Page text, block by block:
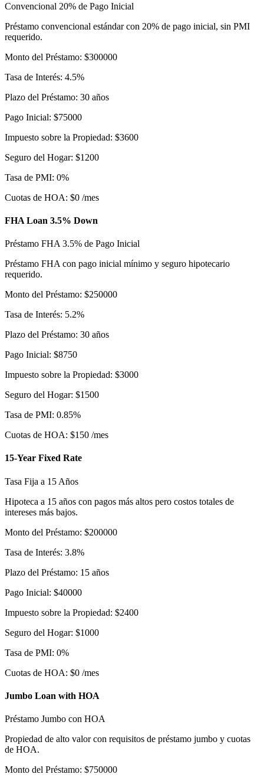
Convencional 20% de Pago Inicial
Préstamo convencional estándar con 20% de pago inicial, sin PMI
requerido.
Monto del Préstamo: $300000
Tasa de Interés: 4.5%
Plazo del Préstamo: 30 años
Pago Inicial: $75000
Impuesto sobre la Propiedad: $3600
Seguro del Hogar: $1200
Tasa de PMI: 0%
Cuotas de HOA: $0 /mes
FHA Loan 3.5% Down
Préstamo FHA 3.5% de Pago Inicial
Préstamo FHA con pago inicial mínimo y seguro hipotecario
requerido.
Monto del Préstamo: $250000
Tasa de Interés: 5.2%
Plazo del Préstamo: 30 años
Pago Inicial: $8750
Impuesto sobre la Propiedad: $3000
Seguro del Hogar: $1500
Tasa de PMI: 0.85%
Cuotas de HOA: $150 /mes
15-Year Fixed Rate
Tasa Fija a 15 Años
Hipoteca a 15 años con pagos más altos pero costos totales de
intereses más bajos.
Monto del Préstamo: $200000
Tasa de Interés: 3.8%
Plazo del Préstamo: 15 años
Pago Inicial: $40000
Impuesto sobre la Propiedad: $2400
Seguro del Hogar: $1000
Tasa de PMI: 0%
Cuotas de HOA: $0 /mes
Jumbo Loan with HOA
Préstamo Jumbo con HOA
Propiedad de alto valor con requisitos de préstamo jumbo y cuotas
de HOA.
Monto del Préstamo: $750000